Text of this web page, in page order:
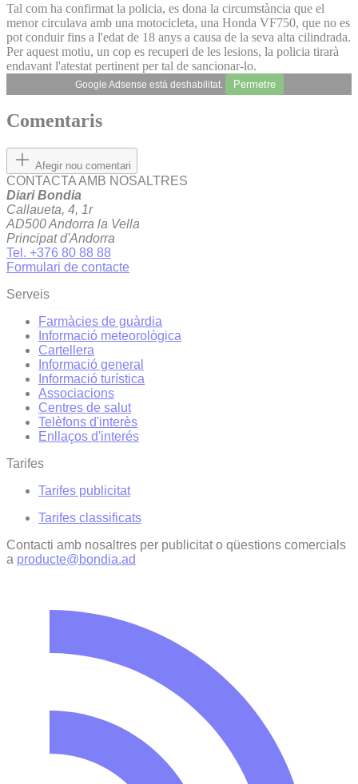
Tal com ha confirmat la policia, es dona la circumstància que el
menor circulava amb una motocicleta, una Honda VF750, que no es
pot conduir fins a l'edat de 18 anys a causa de la seva alta cilindrada.
Per aquest motiu, un cop es recuperi de les lesions, la policia tirarà
endavant l'atestat pertinent per tal de sancionar-lo.
Google Adsense està deshabilitat. Permetre
Comentaris
Afegir nou comentari
CONTACTA AMB NOSALTRES
Diari Bondia
Callaueta, 4, 1r
AD500 Andorra la Vella
Principat d'Andorra
Tel. +376 80 88 88
Formulari de contacte
Serveis
Farmàcies de guàrdia
Informació meteorològica
Cartellera
Informació general
Informació turística
Associacions
Centres de salut
Telèfons d'interès
Enllaços d'interés
Tarifes
Tarifes publicitat
Tarifes classificats
Contacti amb nosaltres per publicitat o qüestions comercials
a producte@bondia.ad